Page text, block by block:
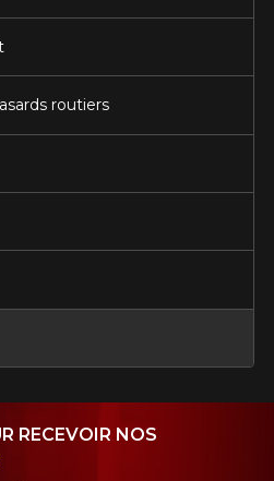
routiers
RECEVOIR NOS